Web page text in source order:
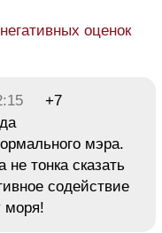
оценок
+7
мэра.
не тонка сказать
содействие
моря!